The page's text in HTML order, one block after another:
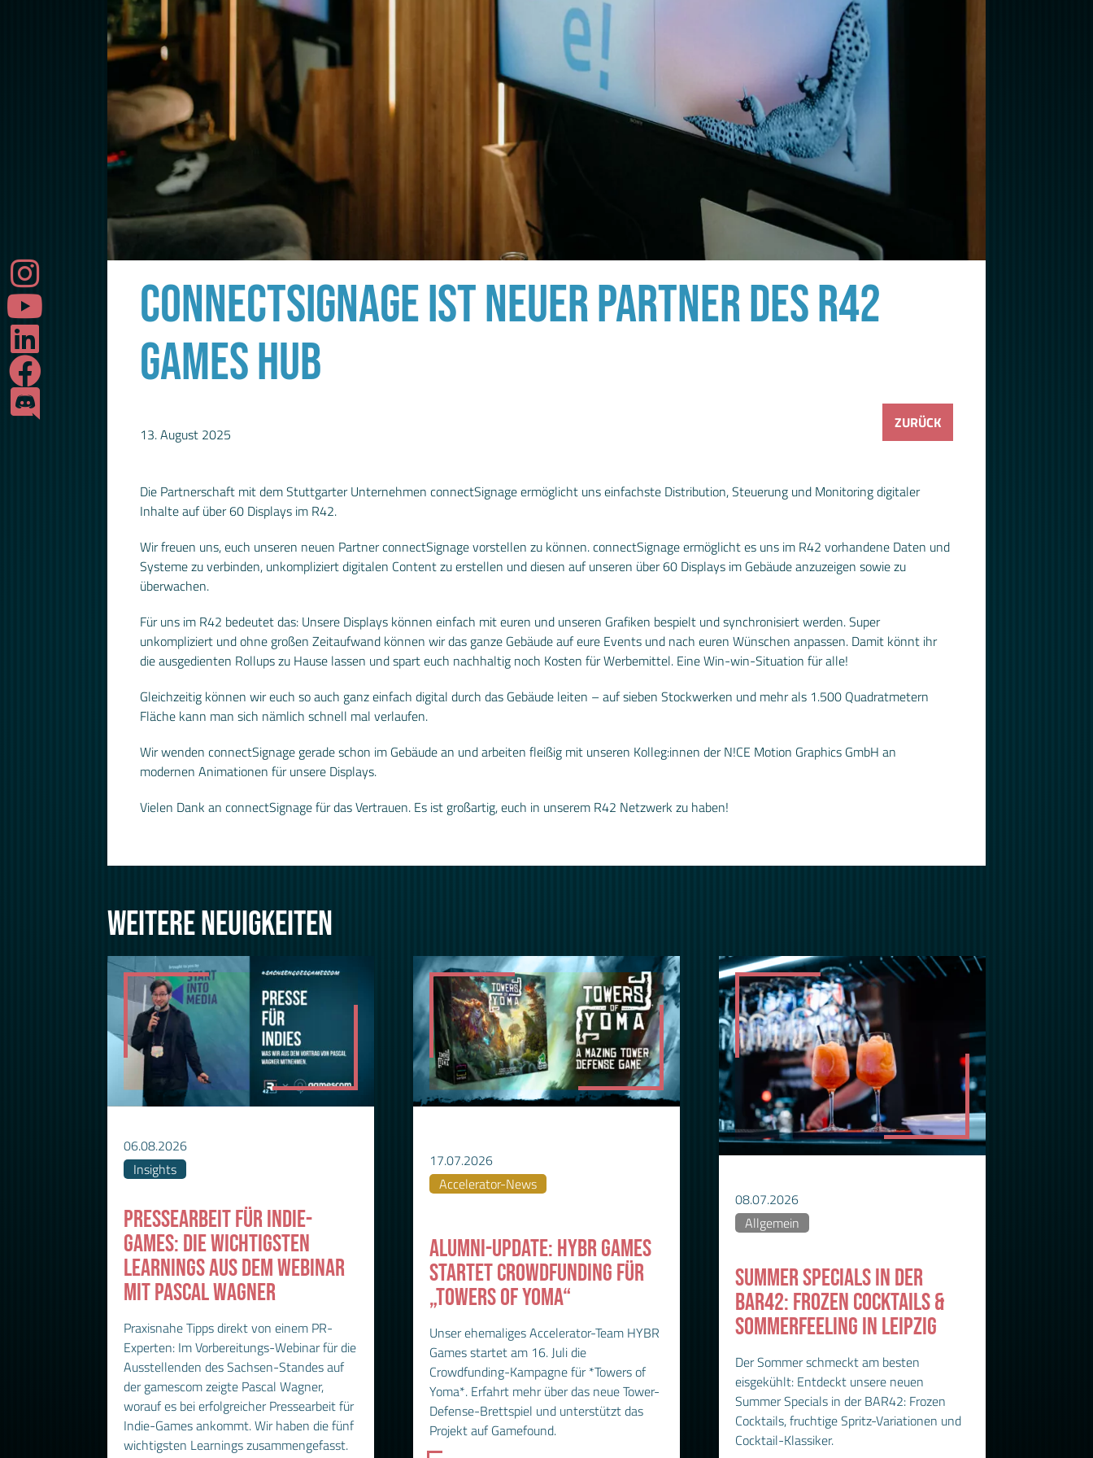
CONNECTSIGNAGE IST NEUER PARTNER DES R42
GAMES HUB
13. August 2025
ZURÜCK
Die Partnerschaft mit dem Stuttgarter Unternehmen connectSignage ermöglicht uns einfachste Distribution, Steuerung und Monitoring digitaler
Inhalte auf über 60 Displays im R42.
Wir freuen uns, euch unseren neuen Partner connectSignage vorstellen zu können. connectSignage ermöglicht es uns im R42 vorhandene Daten und
Systeme zu verbinden, unkompliziert digitalen Content zu erstellen und diesen auf unseren über 60 Displays im Gebäude anzuzeigen sowie zu
überwachen.
Für uns im R42 bedeutet das: Unsere Displays können einfach mit euren und unseren Grafiken bespielt und synchronisiert werden. Super
unkompliziert und ohne großen Zeitaufwand können wir das ganze Gebäude auf eure Events und nach euren Wünschen anpassen. Damit könnt ihr
die ausgedienten Rollups zu Hause lassen und spart euch nachhaltig noch Kosten für Werbemittel. Eine Win-win-Situation für alle!
Gleichzeitig können wir euch so auch ganz einfach digital durch das Gebäude leiten – auf sieben Stockwerken und mehr als 1.500 Quadratmetern
Fläche kann man sich nämlich schnell mal verlaufen.
Wir wenden connectSignage gerade schon im Gebäude an und arbeiten fleißig mit unseren Kolleg:innen der N!CE Motion Graphics GmbH an
modernen Animationen für unsere Displays.
Vielen Dank an connectSignage für das Vertrauen. Es ist großartig, euch in unserem R42 Netzwerk zu haben!
WEITERE NEUIGKEITEN
06.08.2026
Insights
PRESSEARBEIT FÜR INDIE-
GAMES: DIE WICHTIGSTEN
LEARNINGS AUS DEM WEBINAR
MIT PASCAL WAGNER
Praxisnahe Tipps direkt von einem PR-
Experten: Im Vorbereitungs-Webinar für die
Ausstellenden des Sachsen-Standes auf
der gamescom zeigte Pascal Wagner,
worauf es bei erfolgreicher Pressearbeit für
Indie-Games ankommt. Wir haben die fünf
wichtigsten Learnings zusammengefasst.
17.07.2026
Accelerator-News
ALUMNI-UPDATE: HYBR GAMES
STARTET CROWDFUNDING FÜR
„TOWERS OF YOMA“
Unser ehemaliges Accelerator-Team HYBR
Games startet am 16. Juli die
Crowdfunding-Kampagne für *Towers of
Yoma*. Erfahrt mehr über das neue Tower-
Defense-Brettspiel und unterstützt das
Projekt auf Gamefound.
08.07.2026
Allgemein
SUMMER SPECIALS IN DER
BAR42: FROZEN COCKTAILS &
SOMMERFEELING IN LEIPZIG
Der Sommer schmeckt am besten
eisgekühlt: Entdeckt unsere neuen
Summer Specials in der BAR42: Frozen
Cocktails, fruchtige Spritz-Variationen und
Cocktail-Klassiker.